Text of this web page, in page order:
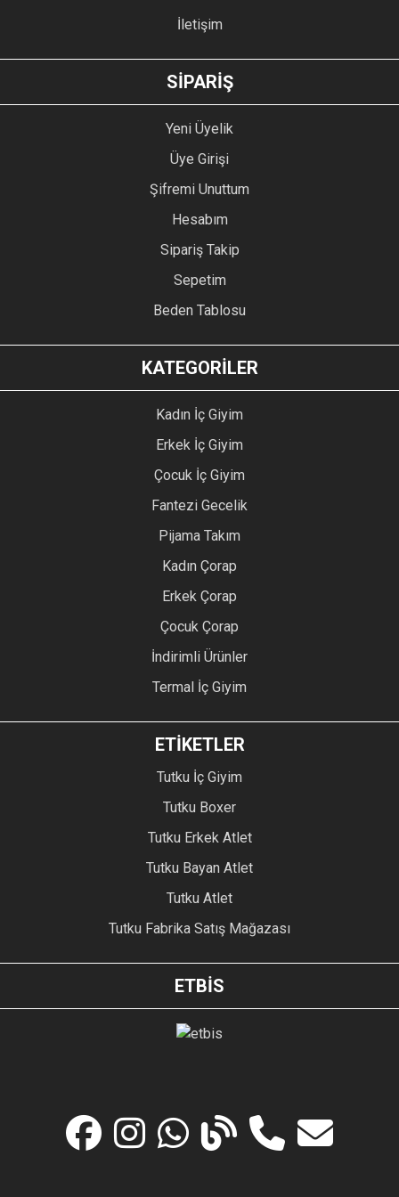
GÖNDER
İletişim
SİPARİŞ
Yeni Üyelik
Üye Girişi
Şifremi Unuttum
Hesabım
Sipariş Takip
Sepetim
Beden Tablosu
KATEGORİLER
Kadın İç Giyim
Erkek İç Giyim
Çocuk İç Giyim
Fantezi Gecelik
Pijama Takım
Kadın Çorap
Erkek Çorap
Çocuk Çorap
İndirimli Ürünler
Termal İç Giyim
ETİKETLER
Tutku İç Giyim
Tutku Boxer
Tutku Erkek Atlet
Tutku Bayan Atlet
Tutku Atlet
Tutku Fabrika Satış Mağazası
ETBİS